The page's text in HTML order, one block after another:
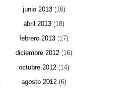
junio 2013(16)
abril 2013 (18)
febrero 2013 (17)
diciembre 2012 (16)
octubre 2012(14)
agosto 2012 (6)